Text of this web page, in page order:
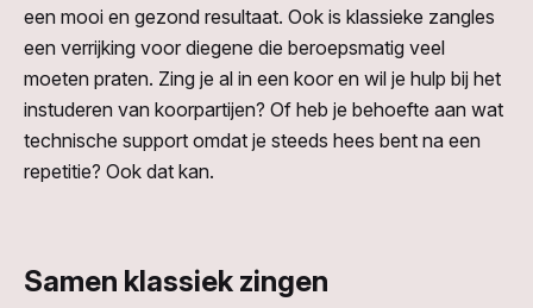
een mooi en gezond resultaat. Ook is klassieke zangles
een verrijking voor diegene die beroepsmatig veel
moeten praten. Zing je al in een koor en wil je hulp bij het
instuderen van koorpartijen? Of heb je behoefte aan wat
technische support omdat je steeds hees bent na een
repetitie? Ook dat kan.
Samen klassiek zingen